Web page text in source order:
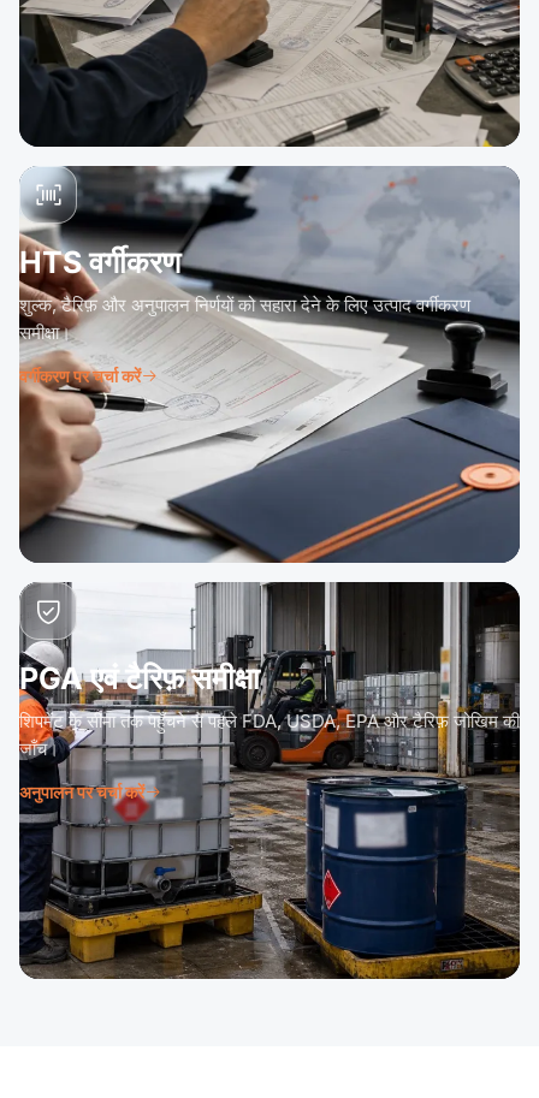
HTS वर्गीकरण
शुल्क, टैरिफ़ और अनुपालन निर्णयों को सहारा देने के लिए उत्पाद वर्गीकरण
समीक्षा।
वर्गीकरण पर चर्चा करें
PGA एवं टैरिफ़ समीक्षा
शिपमेंट के सीमा तक पहुँचने से पहले FDA, USDA, EPA और टैरिफ़ जोखिम की
जाँच।
अनुपालन पर चर्चा करें